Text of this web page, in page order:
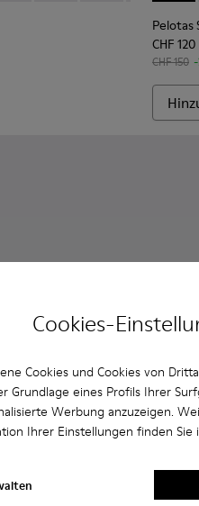
Cookies-
Cookies und Cookies von
Grundlage eines Profils Ihrer
Werbung anzuzeigen.
Ihrer Einstellungen finden Sie
Pelotas
CHF 120
CHF 150
für Herren.
aus Textil und Nubukleder.
015 - Blaue Nubukleder-
019 - Braune
- K100974-018 - Braune
Soller - K100974-017 -
Pelotas Soller -Pelotas Soller -
Pelotas